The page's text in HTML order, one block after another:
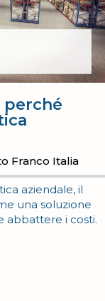
perché
Franco Italia
aziendale, il
una soluzione
abbattere i costi.